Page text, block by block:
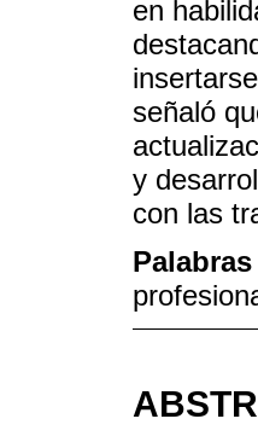
en
señaló
y
con las